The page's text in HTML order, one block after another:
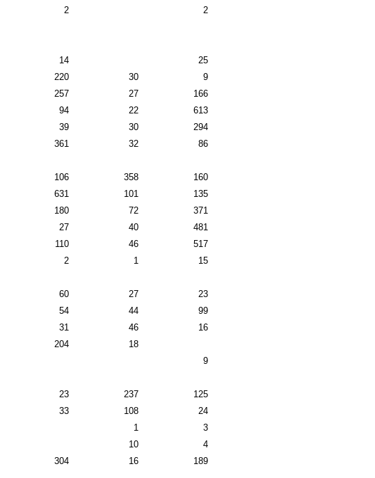
2 2
14
25
220 30
9
257 27
166
94 22
613
39 30
294
361 32 86
106 358
160
631 101
135
180 72
371
27 40
481
110 46
517
2 1 15
60 27
23
54 44
99
31 46
16
204
18
9
23 237
125
33 108
24
1
3
10
4
304 16 189